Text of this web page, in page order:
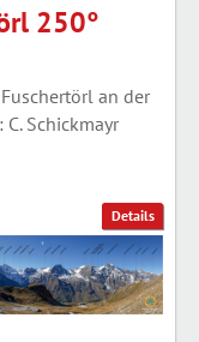
Details
250°
an der
Schickmayr